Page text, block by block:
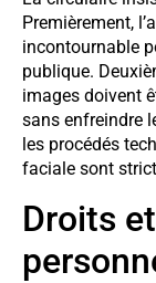
Premièrement,
incontournable
publique.
images doivent
sans enfreindre
les procédés
faciale sont
Droits